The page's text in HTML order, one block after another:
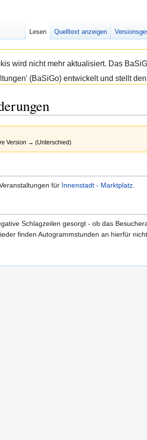
wird nicht mehr aktualisiert. Das
(BaSiGo) entwickelt und stellt
Version → (Unterschied)
für Innenstadt - Marktplatz
Schlagzeilen gesorgt - ob das
finden Autogrammstunden an hierfür
Lesen Quelltext anzeigen